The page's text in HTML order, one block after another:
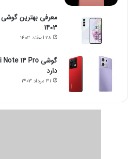
1403
28 اسفند 1403
دارد
31 مرداد 1403